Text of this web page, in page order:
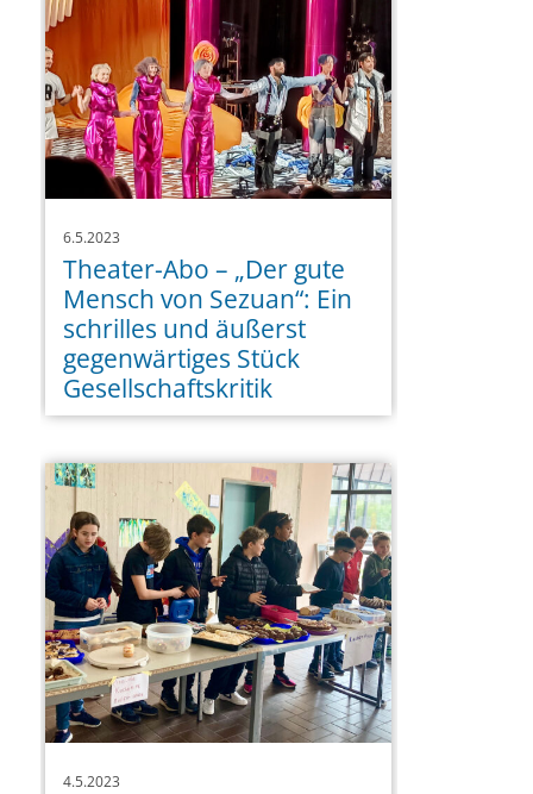
6.5.2023
Theater-Abo – „Der gute
Mensch von Sezuan“: Ein
schrilles und äußerst
gegenwärtiges Stück
Gesellschaftskritik
4.5.2023